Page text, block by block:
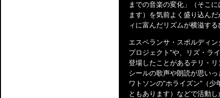
までの音楽の変化」（そこ
ます）を気前よく盛り込ん
ィに富んだリズムが横溢す
エスペランサ・スポルディ
プロジェクト"や、リズ・ラ
登場したことがあるテリ・
シールの歌声や朗読が思い
ワトソンの"ホライズン"（少
ともあります）などで活動